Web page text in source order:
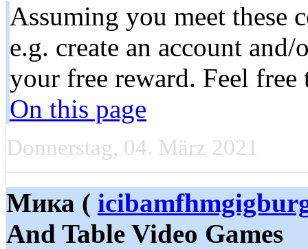
Assuming you meet these
e.g. create an account
your free reward. Feel
On this page
Donnerstag, 04. März 2021
Мика (
And Table Video Games